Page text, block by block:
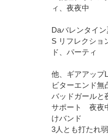
ィ、夜夜中
Daバレンタイ
S リフレクショ
ド、パーティ
他、ギアアップ
ビターエンド無
バッドガールと
サポート 夜夜
けバンド
3人とも打たれ